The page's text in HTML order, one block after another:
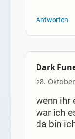
Antworten
Dark
28.
wenn ihr
war ich
da bin